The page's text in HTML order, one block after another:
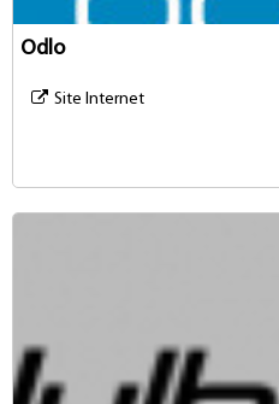
Odlo
Site Internet